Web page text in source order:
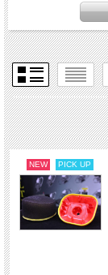
NEW PICK UP